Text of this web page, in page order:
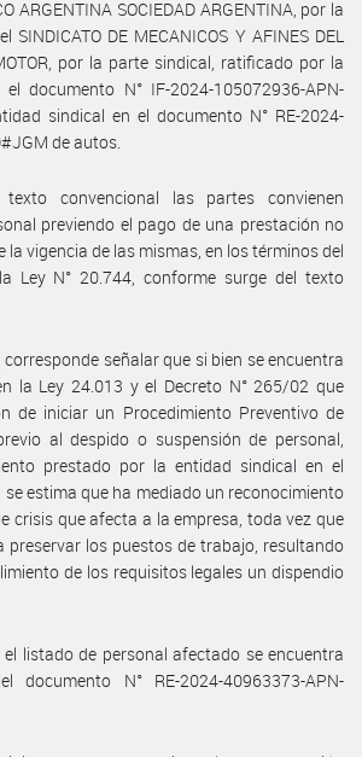
ARGENTINA SOCIEDAD ARGENTINA, por la
DE MECANICOS Y AFINES DEL
por la parte sindical, ratificado por la
documento N° IF-2024-105072936-APN-
sindical en el documento N° RE-2024-
de autos.
convencional las partes convienen
previendo el pago de una prestación no
vigencia de las mismas, en los términos del
Ley N° 20.744, conforme surge del texto
corresponde señalar que si bien se encuentra
la Ley 24.013 y el Decreto N° 265/02 que
de iniciar un Procedimiento Preventivo de
al despido o suspensión de personal,
prestado por la entidad sindical en el
estima que ha mediado un reconocimiento
crisis que afecta a la empresa, toda vez que
preservar los puestos de trabajo, resultando
de los requisitos legales un dispendio
listado de personal afectado se encuentra
N° RE-2024-40963373-APN-